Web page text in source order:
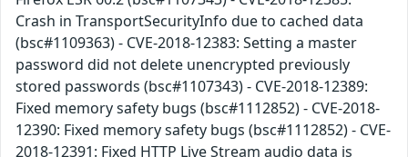
Crash in TransportSecurityInfo due to cached data
(bsc#1109363) - CVE-2018-12383: Setting a master
password did not delete unencrypted previously
stored passwords (bsc#1107343) - CVE-2018-12389:
Fixed memory safety bugs (bsc#1112852) - CVE-2018-
12390: Fixed memory safety bugs (bsc#1112852) - CVE-
2018-12391: Fixed HTTP Live Stream audio data is